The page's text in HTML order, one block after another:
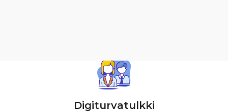
Digiturvatulkki